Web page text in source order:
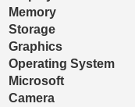
Memory
Storage
Graphics
Operating System
Microsoft
Camera